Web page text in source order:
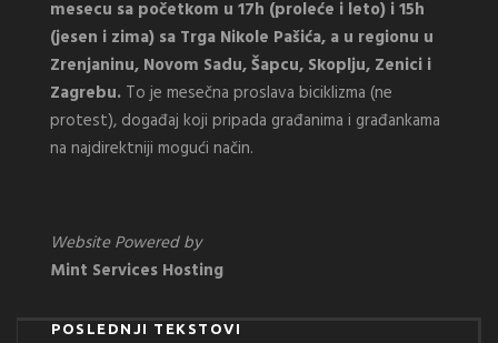
mesecu sa početkom u 17h (proleće i leto) i 15h
(jesen i zima) sa Trga Nikole Pašića, a u regionu u
Zrenjaninu, Novom Sadu, Šapcu, Skoplju, Zenici i
Zagrebu. To je mesečna proslava biciklizma (ne
protest), događaj koji pripada građanima i građankama
na najdirektniji mogući način.
Website Powered by
Mint Services Hosting
POSLEDNJI TEKSTOVI